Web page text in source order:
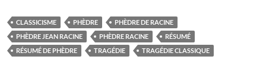
CLASSICISME PHÈDRE
PHÈDRE DE RACINE
PHÈDRE JEAN RACINE
PHÈDRE RACINE
RÉSUMÉ
RÉSUMÉ DE PHÈDRE
TRAGÉDIE TRAGÉDIE CLASSIQUE